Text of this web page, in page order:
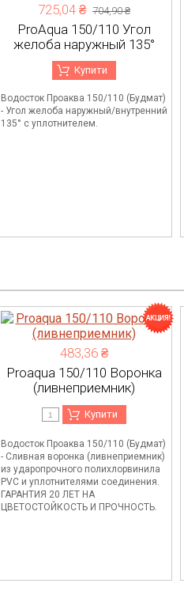
725,04 ₴ 704,90 ₴
ProAqua 150/110 Угол
желоба наружный 135°
Купити
Водосток Проаква 150/110 (Будмат)
- Угол желоба наружный/внутренний
135° с уплотнителем.
483,36 ₴
Proaqua 150/110 Воронка
(ливнеприемник)
Купити
Водосток Проаква 150/110 (Будмат)
- Сливная воронка (ливнеприемник)
из ударопрочного полихлорвинила
PVC и уплотнителями соединения.
ГАРАНТИЯ 20 ЛЕТ НА
ЦВЕТОСТОЙКОСТЬ И ПРОЧНОСТЬ.